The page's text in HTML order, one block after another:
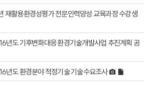
재활용환경성평가 전문인력양성 교육과정 수강생
년도 기후변화대응 환경기술개발사업 추진계획 공
년도 환경분야 적정기술 기술수요조사